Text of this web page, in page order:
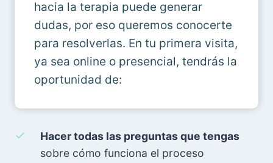
hacia la terapia puede generar
dudas, por eso queremos conocerte
para resolverlas. En tu primera visita,
ya sea online o presencial, tendrás la
oportunidad de:
Hacer todas las preguntas que tengas
sobre cómo funciona el proceso